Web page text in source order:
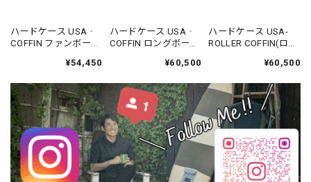
ハードケース USA‐
COFFIN ファンボード
¥54,450
ハードケース USA‐
COFFIN ロングボード
¥60,500
ハードケース USA-
ROLLER COFFIN(ロー
ンボード用 7'6 -¥60,500